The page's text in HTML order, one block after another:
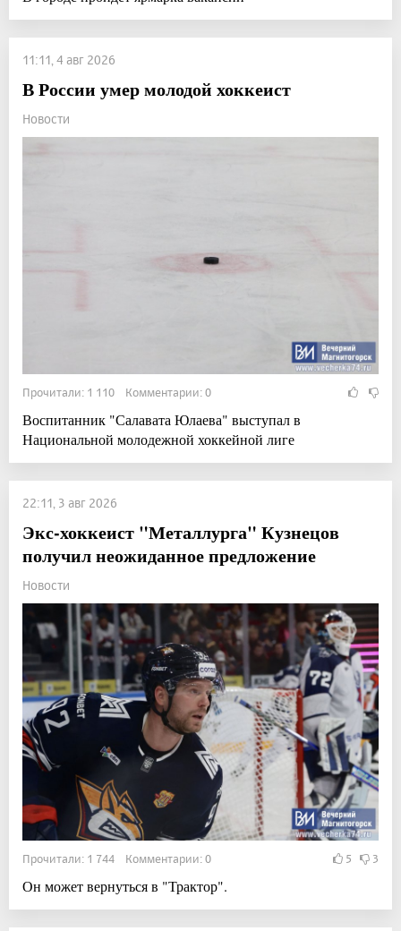
11:11, 4 авг 2026
В России умер молодой хоккеист
Новости
Прочитали: 1 110 Комментарии: 0
Воспитанник "Салавата Юлаева" выступал в
Национальной молодежной хоккейной лиге
22:11, 3 авг 2026
Экс-хоккеист "Металлурга" Кузнецов
получил неожиданное предложение
Новости
Прочитали: 1 744 Комментарии: 0 5 3
Он может вернуться в "Трактор".